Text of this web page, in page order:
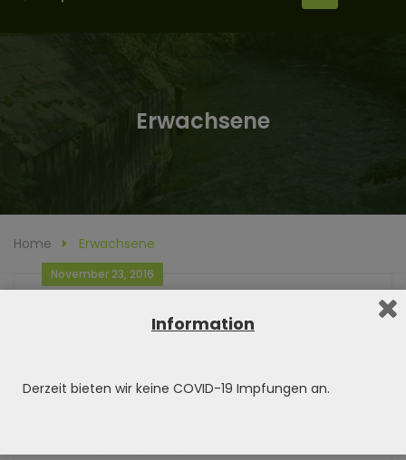
Erwachsene
Home Erwachsene
November 23, 2016
Information
Derzeit bieten wir keine COVID-19 Impfungen an.